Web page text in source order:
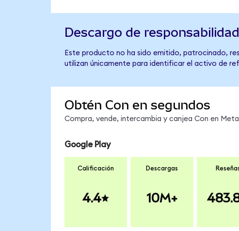
Descargo de responsabilidad
Este producto no ha sido emitido, patrocinado,
utilizan únicamente para identificar el activo de
Obtén Con en segundos
Compra, vende, intercambia y canjea Con en
Google Play
Calificación
4.4
Descargas
10M+